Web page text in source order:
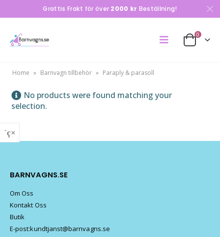
Grattis Frakt för över 2000 kr Beställning!
0
Home » Barnvagn tillbehör » Paraply & parasoll
No products were found matching your
selection.
BARNVAGNS.SE
Om Oss
Kontakt Oss
Butik
E-post:kundtjanst@barnvagns.se